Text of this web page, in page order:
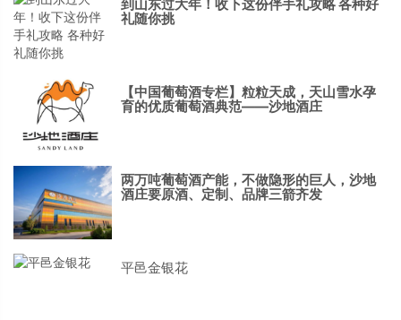
到山东过大年！收下这份伴手礼攻略 各种好
礼随你挑
【中国葡萄酒专栏】粒粒天成，天山雪水孕
育的优质葡萄酒典范——沙地酒庄
两万吨葡萄酒产能，不做隐形的巨人，沙地
酒庄要原酒、定制、品牌三箭齐发
平邑金银花